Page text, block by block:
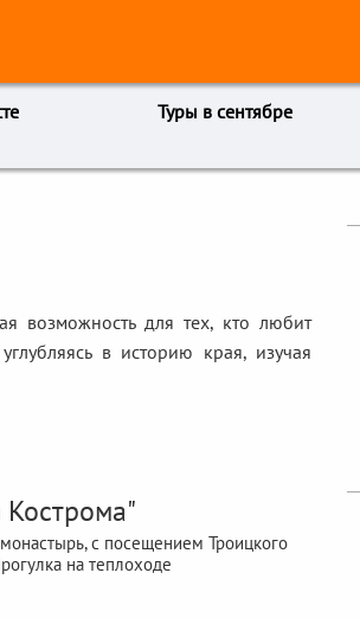
Туры в сентябре
возможность для тех, кто любит
в историю края, изучая
Кострома"
с посещением Троицкого
на теплоходе